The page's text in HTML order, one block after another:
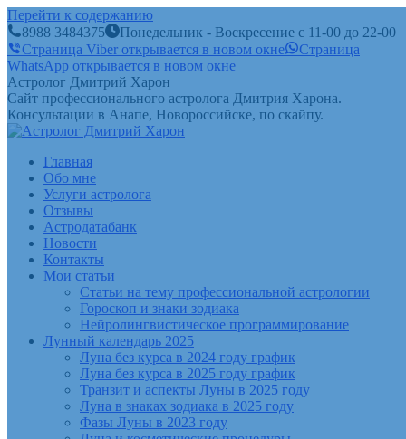
Перейти к содержанию
8988 3484375
Понедельник - Воскресение с 11-00 до 22-00
Страница Viber открывается в новом окне
Страница
WhatsApp открывается в новом окне
Астролог Дмитрий Харон
Сайт профессионального астролога Дмитрия Харона.
Консультации в Анапе, Новороссийске, по скайпу.
Главная
Обо мне
Услуги астролога
Отзывы
Астродатабанк
Новости
Контакты
Мои статьи
Статьи на тему профессиональной астрологии
Гороскоп и знаки зодиака
Нейролингвистическое программирование
Лунный календарь 2025
Луна без курса в 2024 году график
Луна без курса в 2025 году график
Транзит и аспекты Луны в 2025 году
Луна в знаках зодиака в 2025 году
Фазы Луны в 2023 году